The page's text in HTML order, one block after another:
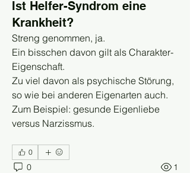
Ist Helfer-Syndrom eine
Krankheit?
Streng genommen, ja.
Ein bisschen davon gilt als Charakter-
Eigenschaft.
Zu viel davon als psychische Störung,
so wie bei anderen Eigenarten auch.
Zum Beispiel: gesunde Eigenliebe
versus Narzissmus.
0
0 1